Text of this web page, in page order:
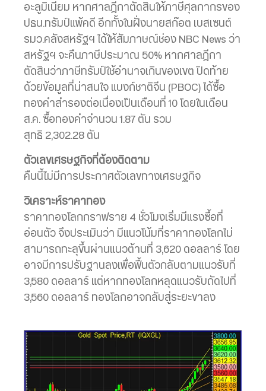
อะลูมิเนียม หากศาลฎีกาตัดสินให้ภาษีศุลกากรของ
ปธน.ทรัมป์แพ้คดี อีกทั้งในฝั่งนายสก๊อต เบสเซนต์
รมว.คลังสหรัฐฯ ได้ให้สัมภาษณ์ช่อง NBC News ว่า
สหรัฐฯ จะคืนภาษีประมาณ 50% หากศาลฎีกา
ตัดสินว่าภาษีทรัมป์ใช้อำนาจเกินของเขต ปิดท้าย
ด้วยข้อมูลที่น่าสนใจ แบงก์ชาติจีน (PBOC) ได้ซื้อ
ทองคำสำรองต่อเนื่องเป็นเดือนที่ 10 โดยในเดือน
ส.ค. ซื้อทองคำจำนวน 1.87 ตัน รวม
สุทธิ 2,302.28 ตัน
ตัวเลขเศรษฐกิจที่ต้องติดตาม
คืนนี้ไม่มีการประกาศตัวเลขทางเศรษฐกิจ
วิเคราะห์ราคาทอง
ราคาทองโลกกราฟราย 4 ชั่วโมงเริ่มมีแรงซื้อที่
อ่อนตัว จึงประเมินว่า มีแนวโน้มที่ราคาทองโลกไม่
สามารถทะลุขึ้นผ่านแนวต้านที่ 3,620 ดอลลาร์ โดย
อาจมีการปรับฐานลงเพื่อฟื้นตัวกลับตามแนวรับที่
3,580 ดอลลาร์ แต่หากทองโลกหลุดแนวรับถัดไปที่
3,560 ดอลลาร์ ทองโลกอาจกลับสู่ระยะขาลง